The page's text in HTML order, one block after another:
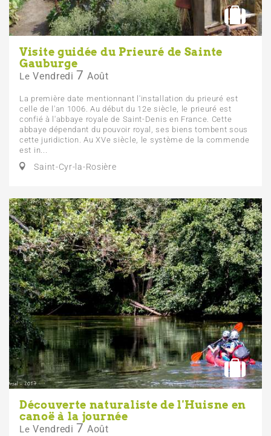
Visite guidée du Prieuré de Sainte
Gauburge
Le Vendredi 7 Août
La première date mentionnant l'installation du prieuré est
celle de l'an 1006. Au début du 12e siècle, le prieuré est
confié à l'abbaye royale de Saint-Denis en France. Cette
abbaye dépendant du pouvoir royal, ses biens tombent sous
cette juridiction. Au XVe siècle, le système de la commende
est in...
Saint-Cyr-la-Rosière
Découverte naturaliste de l'Huisne en
canoë à la journée
Le Vendredi 7 Août